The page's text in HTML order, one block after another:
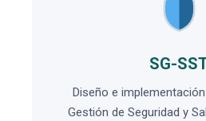
SG-
Diseño e
Gestión de Seguridad y